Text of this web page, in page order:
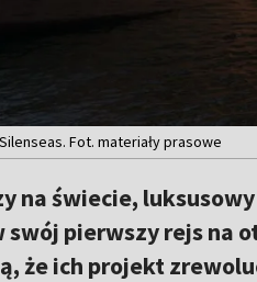
Fot. materiały prasowe
na świecie,
swój pierwszy rejs na
że ich projekt